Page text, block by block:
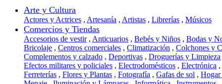
Arte y Cultura
Actores y Actrices , Artesanía , Artistas , Librerías , Músicos
Comercios y Tiendas
Accesorios de vestir, Anticuarios , Bebés y Niños , Bodas y
Bricolaje , Centros comerciales , Climatización , Colchones y
Complementos y calzado , Deportivas , Droguerías y Limpieza
Efectos militares y policiales , Electrodomésticos , Electrónica ,
Ferreterías , Flores y Plantas , Fotografía , Gafas de sol ,